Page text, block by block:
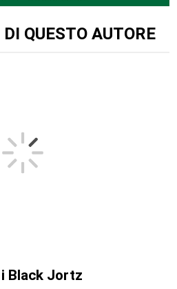
QUESTO AUTORE
Black Jortz